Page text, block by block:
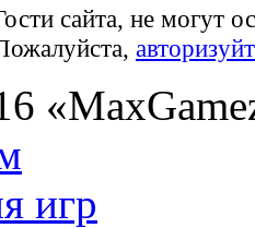
сайта, не могут
игр